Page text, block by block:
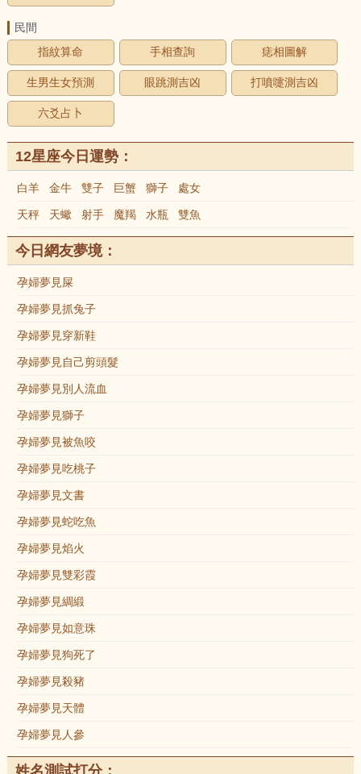
民間
指紋算命
手相查詢 痣相圖解
生男生女預測 眼跳測吉凶 打噴嚏測吉凶
六爻占卜
12星座今日運勢：
白羊 金牛 雙子 巨蟹 獅子 處女
天秤 天蠍 射手 魔羯 水瓶 雙魚
今日網友夢境：
孕婦夢見屎
孕婦夢見抓兔子
孕婦夢見穿新鞋
孕婦夢見自己剪頭髮
孕婦夢見別人流血
孕婦夢見獅子
孕婦夢見被魚咬
孕婦夢見吃桃子
孕婦夢見文書
孕婦夢見蛇吃魚
孕婦夢見焰火
孕婦夢見雙彩霞
孕婦夢見綢緞
孕婦夢見如意珠
孕婦夢見狗死了
孕婦夢見殺豬
孕婦夢見天體
孕婦夢見人參
姓名測試打分：